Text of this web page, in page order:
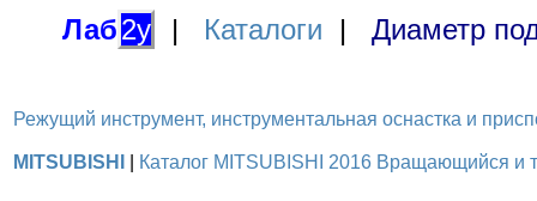
Лаб2у | Каталоги | Диаметр
Режущий инструмент, инструментальная оснастка и
MITSUBISHI Каталог MITSUBISHI 2016 Вращающийся и